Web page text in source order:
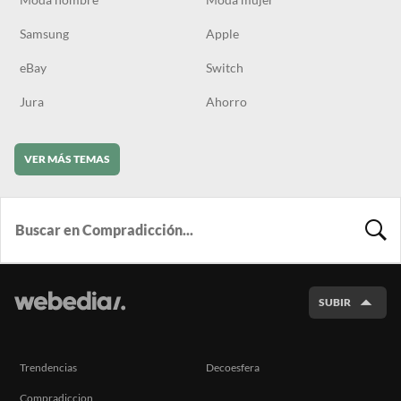
Samsung Apple
eBay Switch
Jura Ahorro
VER MÁS TEMAS
SUBIR
Trendencias Decoesfera
Compradiccion